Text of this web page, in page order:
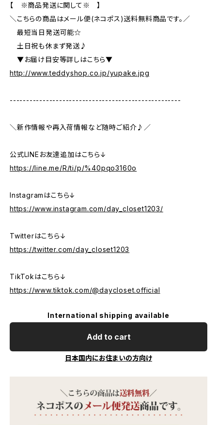
【 ※商品発送に関して※ 】
＼こちらの商品はメール便(ネコポス)送料無料商品です。／
最短当日発送可能☆
土日祝も休まず発送♪
▼お届け目安等詳しはこちら▼
http://www.teddyshop.co.jp/yupake.jpg
----------------------------------------------------
＼新作情報や再入荷情報など随時ご紹介♪／
公式LINEお友達追加はこちら↓
https://line.me/R/ti/p/%40pqo3160o
Instagramはこちら↓
https://www.instagram.com/day_closet1203/
Twitterはこちら↓
https://twitter.com/day_closet1203
TikTokはこちら↓
https://www.tiktok.com/@daycloset.official
International shipping available
Add to cart
日本国内にお住まいの方向け